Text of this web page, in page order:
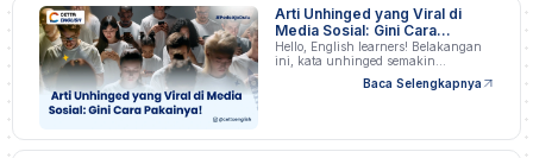
Arti Unhinged yang Viral di
Media Sosial: Gini Cara
Pakainya!
Hello, English learners! Belakangan
ini, kata unhinged semakin…
Baca Selengkapnya